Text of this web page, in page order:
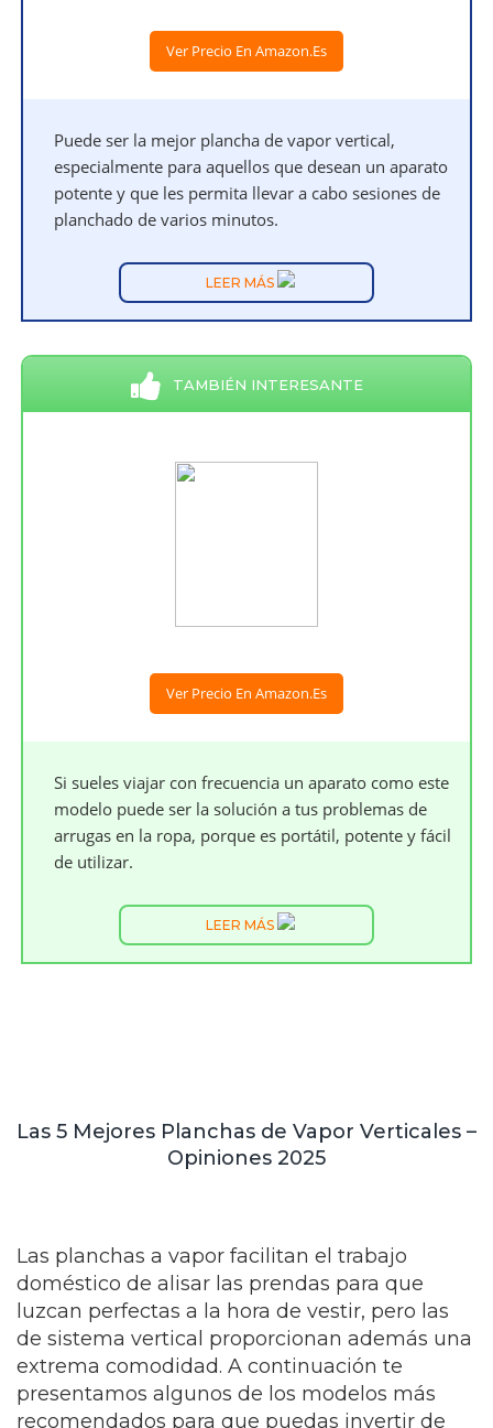
Ver Precio En Amazon.es
Puede ser la mejor plancha de vapor vertical,
especialmente para aquellos que desean un aparato
potente y que les permita llevar a cabo sesiones de
planchado de varios minutos.
LEER MÁS
TAMBIÉN INTERESANTE
Ver Precio En Amazon.es
Si sueles viajar con frecuencia un aparato como este
modelo puede ser la solución a tus problemas de
arrugas en la ropa, porque es portátil, potente y fácil
de utilizar.
LEER MÁS
Las 5 Mejores Planchas de Vapor Verticales –
Opiniones 2025
Las planchas a vapor facilitan el trabajo
doméstico de alisar las prendas para que
luzcan perfectas a la hora de vestir, pero las
de sistema vertical proporcionan además una
extrema comodidad. A continuación te
presentamos algunos de los modelos más
recomendados para que puedas invertir de